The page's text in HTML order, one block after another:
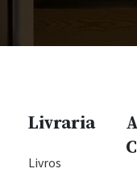
Livraria
Livros